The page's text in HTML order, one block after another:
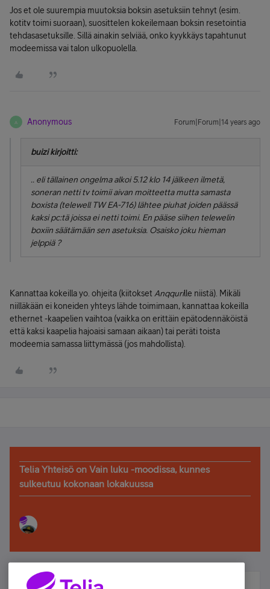
Jos et ole suurempia muutoksia boksin asetuksiin tehnyt (esim.
kotitv toimi suoraan), suosittelen kokeilemaan boksin resetointia
tehdasasetuksille. Sillä ainakin selviää, onko kyykkäys tapahtunut
modeemissa vai talon ulkopuolella.
A Anonymous Forum|Forum|14 years ago
buizi kirjoitti:
.. eli tällainen ongelma alkoi 5.12 klo 14 jälkeen ilmetä,
soneran netti tv toimii aivan moitteetta mutta samasta
boxista (telewell TW EA-716) lähtee piuhat joiden päässä
kaksi pc:tä joissa ei netti toimi. En pääse siihen telewelin
boxiin säätämään sen asetuksia. Osaisko joku hieman
jelppiä ?
Kannattaa kokeilla yo. ohjeita (kiitokset Anqqurille niistä). Mikäli
niilläkään ei koneiden yhteys lähde toimimaan, kannattaa kokeilla
ethernet -kaapelien vaihtoa (vaikka on erittäin epätodennäköistä
että kaksi kaapelia hajoaisi samaan aikaan) tai peräti toista
modeemia samassa liittymässä (jos mahdollista).
Telia Yhteisö on Vain luku -moodissa, kunnes
sulkeutuu kokonaan lokakuussa